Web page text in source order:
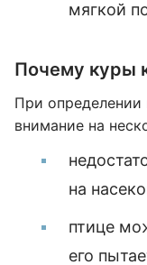
мягкой
Почему куры
При
внимание на
на
птице
его